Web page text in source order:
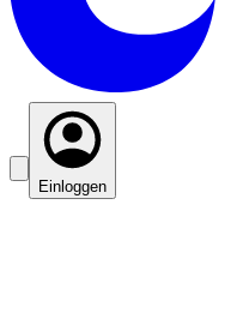
Einloggen